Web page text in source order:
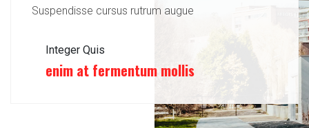
Suspendisse cursus rutrum augue
Integer Quis
enim at fermentum mollis